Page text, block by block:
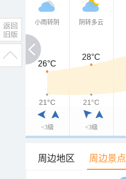
小雨转阴
<3级
阴转多云
<3级
26°C
26°C
28°C
21°C
21°C 21°C
周边地区 周边景点